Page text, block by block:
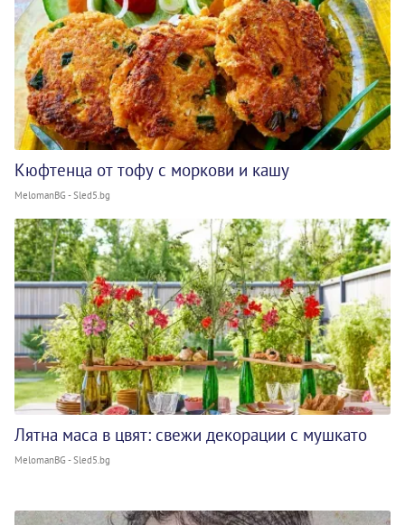
Кюфтенца от тофу с моркови и кашу
MelomanBG - Sled5.bg
Лятна маса в цвят: свежи декорации с мушкато
MelomanBG - Sled5.bg